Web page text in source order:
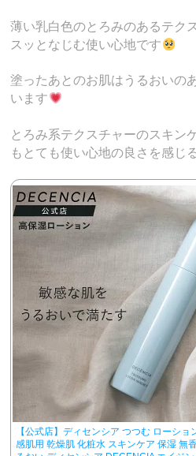
薄い乳白色のとろみのあるテク
スッとなじむ使い心地です
塗ったあとのお肌はうるおいの
います
とろみ系テクスチャーのスキン
もとても使い心地の良さを感じ
【公式店】ディセンシア つつむ ローショ
感肌用 乾燥肌 化粧水 スキンケア 保湿 無